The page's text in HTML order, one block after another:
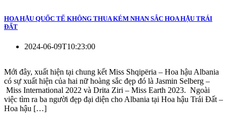
HOA HẬU QUỐC TẾ KHÔNG THUA KÉM NHAN SẮC HOA HẬU TRÁI
ĐẤT
2024-06-09T10:23:00
Mới đây, xuất hiện tại chung kết Miss Shqipëria – Hoa hậu Albania
có sự xuất hiện của hai nữ hoàng sắc đẹp đó là Jasmin Selberg –
Miss International 2022 và Drita Ziri – Miss Earth 2023. Ngoài
việc tìm ra ba người đẹp đại diện cho Albania tại Hoa hậu Trái Đất –
Hoa hậu […]